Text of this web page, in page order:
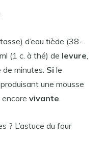
d’eau tiède (38-
(1 c. à thé) de levure
minutes. Si le
une mousse
encore vivante
? L’astuce du four